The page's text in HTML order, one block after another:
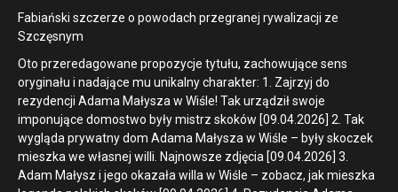
Fabiański szczerze o powodach przegranej rywalizacji ze
Szczęsnym
Oto przeredagowane propozycje tytułu, zachowujące sens
oryginału i nadające mu unikalny charakter: 1. Zajrzyj do
rezydencji Adama Małysza w Wiśle! Tak urządził swoje
imponujące domostwo były mistrz skoków [09.04.2026] 2. Tak
wygląda prywatny dom Adama Małysza w Wiśle – były skoczek
mieszka we własnej willi. Najnowsze zdjęcia [09.04.2026] 3.
Adam Małysz i jego okazała willa w Wiśle – zobacz, jak mieszka